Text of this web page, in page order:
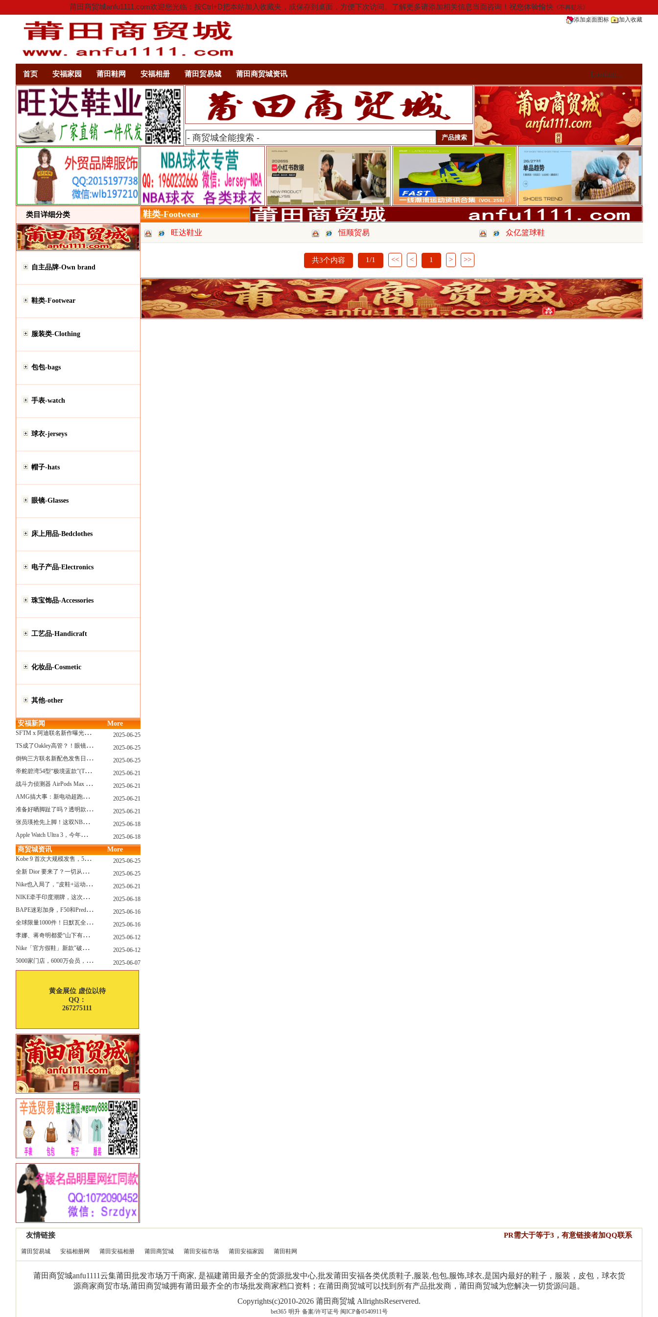
莆田商贸城anfu1111.com欢迎您光临：按Ctrl+D把本站加入收藏夹，或保存到桌面，方便下次访问。了解更多请添加相关信息当面咨询！祝您体验愉快 《不再提示》
添加桌面图标
加入收藏
首页 安福家园 莆田鞋网 安福相册 莆田贸易城 莆田商贸城资讯 Loading...
类目详细分类
自主品牌-Own brand
鞋类-Footwear
服装类-Clothing
包包-bags
手表-watch
球衣-jerseys
帽子-hats
眼镜-Glasses
床上用品-Bedclothes
电子产品-Electronics
珠宝饰品-Accessories
工艺品-Handicraft
化妆品-Cosmetic
其他-other
安福新闻 More
S
FTM x 阿迪联名新作曝光，「超薄底」风格才是今年最大黑马？ 2025-06-25
T
S成了Oakley高管？！眼镜圈要变天了 2025-06-25
倒
钩三方联名新配色发售日确认，Travis Scott x Chase B 即将登场！ 2025-06-25
帝
舵碧湾54型“极境蓝款”(TUDOR Black Bay 54) 2025-06-21
战
斗力侦测器 AirPods Max 保护壳？？ 龙珠Z x CASETiFY 联名系列发布 2025-06-21
A
MG搞大事：新电动超跑模拟V8声浪 2025-06-21
准
备好晒脚趾了吗？透明款 AF1 要回归了 2025-06-21
张
员瑛抢先上脚！这双NB一看就要火 2025-06-18
A
pple Watch Ultra 3，今年秋天真的要来了？ 2025-06-18
商贸城资讯 More
K
obe 9 首次大规模发售，5双科比新款将同时上线！ 2025-06-25
全
新 Dior 要来了？一切从这只托特包开始说起！ 2025-06-25
N
ike也入局了，“皮鞋+运动鞋”风潮，你喜欢哪一款？ 2025-06-21
N
IKE牵手印度潮牌，这次真的不一样 2025-06-18
B
APE迷彩加身，F50和Predator迎来全新联名 2025-06-16
全
球限量1000件！日默瓦全新多功能设计凳来了 2025-06-16
李
娜、蒋奇明都爱“山下有松”！东方美学包袋，为什么引领风向？ 2025-06-12
N
ike「官方假鞋」新款"破防退出游戏"曝光，确认发售 2025-06-12
5
000家门店，6000万会员，30亿“内衣大王”大手笔分红！ 2025-06-07
黄金展位 虚位以待
QQ：
267275111
鞋类-Footwear
旺达鞋业 恒顺贸易 众亿篮球鞋
共3个内容 1/1 << < 1 > >>
友情链接 PR需大于等于3，有意链接者加QQ联系
莆田贸易城 安福相册网 莆田安福相册 莆田商贸城 莆田安福市场 莆田安福家园 莆田鞋网
莆田商贸城anfu1111云集莆田批发市场万千商家, 是福建莆田最齐全的货源批发中心,批发莆田安福各类优质鞋子,服装,包包,服饰,球衣,是国内最好的鞋子，服装，皮包，球衣货
源商家商贸市场,莆田商贸城拥有莆田最齐全的市场批发商家档口资料；在莆田商贸城可以找到所有产品批发商，莆田商贸城为您解决一切货源问题。
Copyrights(c)2010-2026 莆田商贸城 AllrightsReservered.
bet365 明升 备案/许可证号 闽ICP备0540911号